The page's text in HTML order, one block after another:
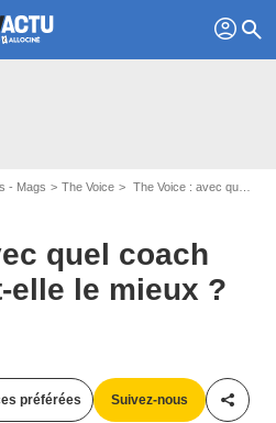
profil search
- Mags The Voice The Voice : avec quel coach Zaz s’entend-t-elle le mieux ?
quel coach
elle le mieux ?
préférées Suivez-nous